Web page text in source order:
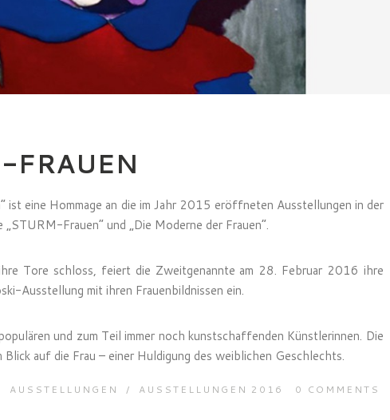
FRAUEN
ist eine Hommage an die im Jahr 2015 eröffneten Ausstellungen in der
Frauen“ und „Die Moderne der Frauen“.
Tore schloss, feiert die Zweitgenannte am 28. Februar 2016 ihre
Ausstellung mit ihren Frauenbildnissen ein.
und zum Teil immer noch kunstschaffenden Künstlerinnen. Die
auf die Frau – einer Huldigung des weiblichen Geschlechts.
AUSSTELLUNGEN / AUSSTELLUNGEN 2016 0 COMMENTS